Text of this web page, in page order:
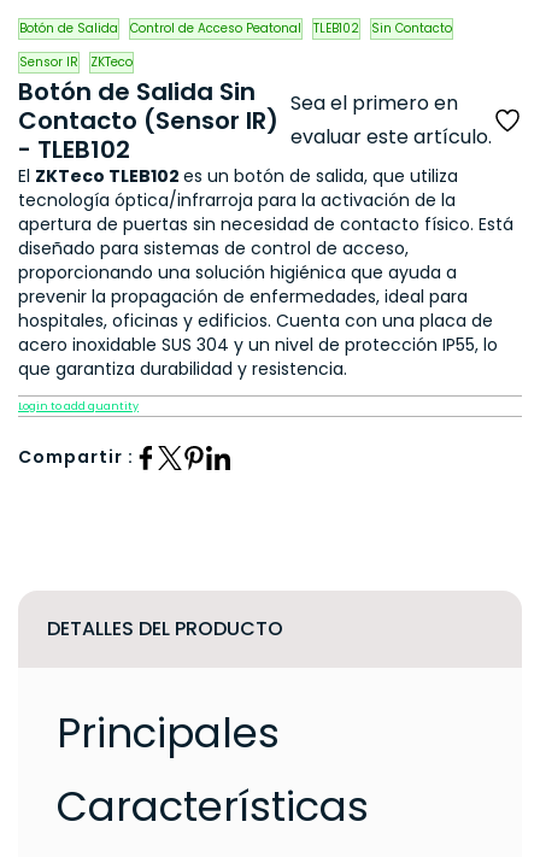
Botón de Salida Control de Acceso Peatonal TLEB102
Sin Contacto
Sensor IR
ZKTeco
Botón de Salida Sin
Contacto (Sensor IR)
- TLEB102
Sea el primero en
evaluar este artículo.
El ZKTeco TLEB102 es un botón de salida, que utiliza
tecnología óptica/infrarroja para la activación de la
apertura de puertas sin necesidad de contacto físico. Está
diseñado para sistemas de control de acceso,
proporcionando una solución higiénica que ayuda a
prevenir la propagación de enfermedades, ideal para
hospitales, oficinas y edificios. Cuenta con una placa de
acero inoxidable SUS 304 y un nivel de protección IP55, lo
que garantiza durabilidad y resistencia.
Login to add quantity
Compartir :
DETALLES DEL PRODUCTO
Principales
Características